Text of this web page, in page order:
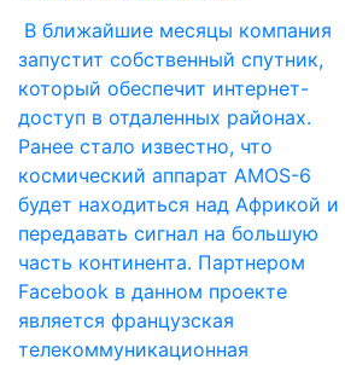
В ближайшие месяцы компания
запустит собственный спутник,
который обеспечит интернет-
доступ в отдаленных районах.
Ранее стало известно, что
космический аппарат AMOS-6
будет находиться над Африкой и
передавать сигнал на большую
часть континента. Партнером
Facebook в данном проекте
является французская
телекоммуникационная